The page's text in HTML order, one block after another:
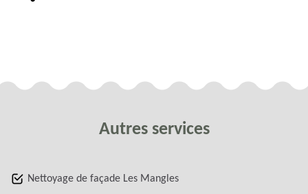
Autres services
Nettoyage de façade Les Mangles